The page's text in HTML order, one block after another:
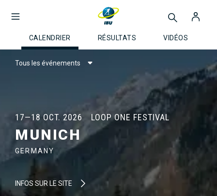
CALENDRIER RÉSULTATS VIDÉOS
Tous les événements
17—18 OCT. 2026 LOOP ONE FESTIVAL
MUNICH
GERMANY
INFOS SUR LE SITE